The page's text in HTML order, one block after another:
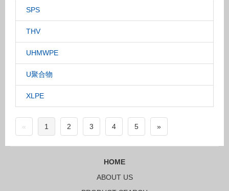
SPS
THV
UHMWPE
U聚合物
XLPE
« 1 2 3 4 5 »
HOME
ABOUT US